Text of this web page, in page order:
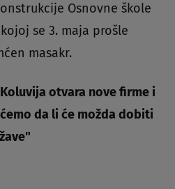
Osnovne škole
se 3. maja prošle
masakr.
Koluvija otvara nove firme i
da li će možda dobiti